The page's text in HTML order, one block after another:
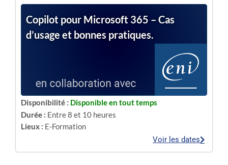
Copilot pour Microsoft 365 – Cas
d’usage et bonnes pratiques.
Disponibilité : Disponible en tout temps
Durée : Entre 8 et 10 heures
Lieux : E-Formation
Voir les dates